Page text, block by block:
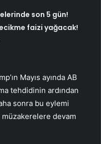
son 5 gün!
faizi yağacak!
Mayıs ayında AB
tehdidinin ardından
sonra bu eylemi
müzakerelere devam